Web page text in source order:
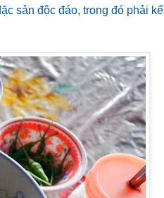
sản độc đáo, trong đó phải kể